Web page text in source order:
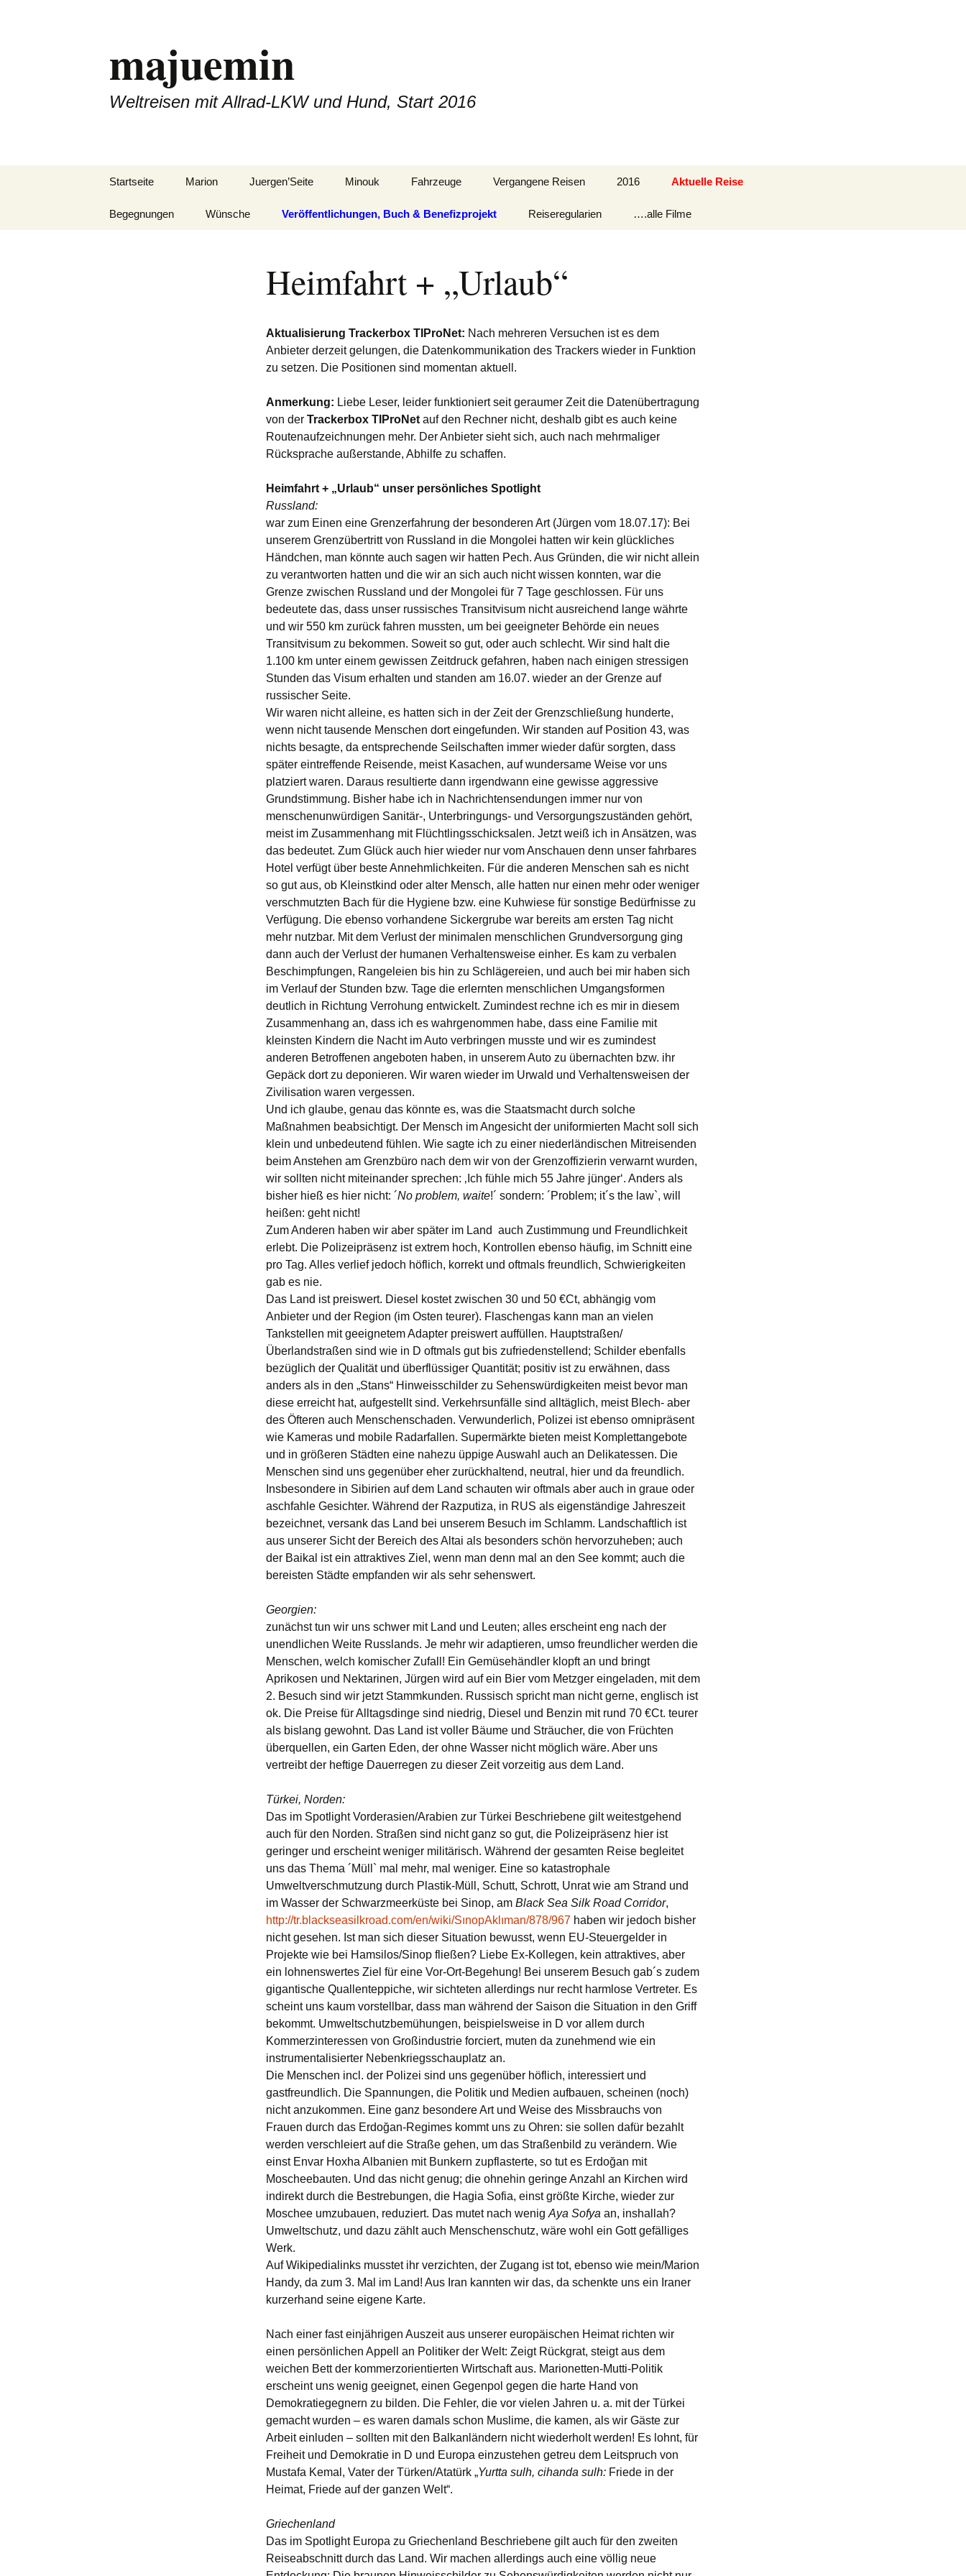
majuemin
Weltreisen mit Allrad-LKW und Hund, Start 2016
Startseite Marion Juergen’Seite Minouk Fahrzeuge Vergangene Reisen 2016 Aktuelle Reise
Begegnungen Wünsche Veröffentlichungen, Buch & Benefizprojekt Reiseregularien ….alle Filme
Heimfahrt + „Urlaub“
Aktualisierung Trackerbox TIProNet: Nach mehreren Versuchen ist es dem
Anbieter derzeit gelungen, die Datenkommunikation des Trackers wieder in Funktion
zu setzen. Die Positionen sind momentan aktuell.
Anmerkung: Liebe Leser, leider funktioniert seit geraumer Zeit die Datenübertragung
von der Trackerbox TIProNet auf den Rechner nicht, deshalb gibt es auch keine
Routenaufzeichnungen mehr. Der Anbieter sieht sich, auch nach mehrmaliger
Rücksprache außerstande, Abhilfe zu schaffen.
Heimfahrt + „Urlaub“ unser persönliches Spotlight
Russland:
war zum Einen eine Grenzerfahrung der besonderen Art (Jürgen vom 18.07.17): Bei
unserem Grenzübertritt von Russland in die Mongolei hatten wir kein glückliches
Händchen, man könnte auch sagen wir hatten Pech. Aus Gründen, die wir nicht allein
zu verantworten hatten und die wir an sich auch nicht wissen konnten, war die
Grenze zwischen Russland und der Mongolei für 7 Tage geschlossen. Für uns
bedeutete das, dass unser russisches Transitvisum nicht ausreichend lange währte
und wir 550 km zurück fahren mussten, um bei geeigneter Behörde ein neues
Transitvisum zu bekommen. Soweit so gut, oder auch schlecht. Wir sind halt die
1.100 km unter einem gewissen Zeitdruck gefahren, haben nach einigen stressigen
Stunden das Visum erhalten und standen am 16.07. wieder an der Grenze auf
russischer Seite.
Wir waren nicht alleine, es hatten sich in der Zeit der Grenzschließung hunderte,
wenn nicht tausende Menschen dort eingefunden. Wir standen auf Position 43, was
nichts besagte, da entsprechende Seilschaften immer wieder dafür sorgten, dass
später eintreffende Reisende, meist Kasachen, auf wundersame Weise vor uns
platziert waren. Daraus resultierte dann irgendwann eine gewisse aggressive
Grundstimmung. Bisher habe ich in Nachrichtensendungen immer nur von
menschenunwürdigen Sanitär-, Unterbringungs- und Versorgungszuständen gehört,
meist im Zusammenhang mit Flüchtlingsschicksalen. Jetzt weiß ich in Ansätzen, was
das bedeutet. Zum Glück auch hier wieder nur vom Anschauen denn unser fahrbares
Hotel verfügt über beste Annehmlichkeiten. Für die anderen Menschen sah es nicht
so gut aus, ob Kleinstkind oder alter Mensch, alle hatten nur einen mehr oder weniger
verschmutzten Bach für die Hygiene bzw. eine Kuhwiese für sonstige Bedürfnisse zu
Verfügung. Die ebenso vorhandene Sickergrube war bereits am ersten Tag nicht
mehr nutzbar. Mit dem Verlust der minimalen menschlichen Grundversorgung ging
dann auch der Verlust der humanen Verhaltensweise einher. Es kam zu verbalen
Beschimpfungen, Rangeleien bis hin zu Schlägereien, und auch bei mir haben sich
im Verlauf der Stunden bzw. Tage die erlernten menschlichen Umgangsformen
deutlich in Richtung Verrohung entwickelt. Zumindest rechne ich es mir in diesem
Zusammenhang an, dass ich es wahrgenommen habe, dass eine Familie mit
kleinsten Kindern die Nacht im Auto verbringen musste und wir es zumindest
anderen Betroffenen angeboten haben, in unserem Auto zu übernachten bzw. ihr
Gepäck dort zu deponieren. Wir waren wieder im Urwald und Verhaltensweisen der
Zivilisation waren vergessen.
Und ich glaube, genau das könnte es, was die Staatsmacht durch solche
Maßnahmen beabsichtigt. Der Mensch im Angesicht der uniformierten Macht soll sich
klein und unbedeutend fühlen. Wie sagte ich zu einer niederländischen Mitreisenden
beim Anstehen am Grenzbüro nach dem wir von der Grenzoffizierin verwarnt wurden,
wir sollten nicht miteinander sprechen: ‚Ich fühle mich 55 Jahre jünger‘. Anders als
bisher hieß es hier nicht: ´No problem, waite!´ sondern: ´Problem; it´s the law`, will
heißen: geht nicht!
Zum Anderen haben wir aber später im Land auch Zustimmung und Freundlichkeit
erlebt. Die Polizeipräsenz ist extrem hoch, Kontrollen ebenso häufig, im Schnitt eine
pro Tag. Alles verlief jedoch höflich, korrekt und oftmals freundlich, Schwierigkeiten
gab es nie.
Das Land ist preiswert. Diesel kostet zwischen 30 und 50 €Ct, abhängig vom
Anbieter und der Region (im Osten teurer). Flaschengas kann man an vielen
Tankstellen mit geeignetem Adapter preiswert auffüllen. Hauptstraßen/
Überlandstraßen sind wie in D oftmals gut bis zufriedenstellend; Schilder ebenfalls
bezüglich der Qualität und überflüssiger Quantität; positiv ist zu erwähnen, dass
anders als in den „Stans“ Hinweisschilder zu Sehenswürdigkeiten meist bevor man
diese erreicht hat, aufgestellt sind. Verkehrsunfälle sind alltäglich, meist Blech- aber
des Öfteren auch Menschenschaden. Verwunderlich, Polizei ist ebenso omnipräsent
wie Kameras und mobile Radarfallen. Supermärkte bieten meist Komplettangebote
und in größeren Städten eine nahezu üppige Auswahl auch an Delikatessen. Die
Menschen sind uns gegenüber eher zurückhaltend, neutral, hier und da freundlich.
Insbesondere in Sibirien auf dem Land schauten wir oftmals aber auch in graue oder
aschfahle Gesichter. Während der Razputiza, in RUS als eigenständige Jahreszeit
bezeichnet, versank das Land bei unserem Besuch im Schlamm. Landschaftlich ist
aus unserer Sicht der Bereich des Altai als besonders schön hervorzuheben; auch
der Baikal ist ein attraktives Ziel, wenn man denn mal an den See kommt; auch die
bereisten Städte empfanden wir als sehr sehenswert.
Georgien:
zunächst tun wir uns schwer mit Land und Leuten; alles erscheint eng nach der
unendlichen Weite Russlands. Je mehr wir adaptieren, umso freundlicher werden die
Menschen, welch komischer Zufall! Ein Gemüsehändler klopft an und bringt
Aprikosen und Nektarinen, Jürgen wird auf ein Bier vom Metzger eingeladen, mit dem
2. Besuch sind wir jetzt Stammkunden. Russisch spricht man nicht gerne, englisch ist
ok. Die Preise für Alltagsdinge sind niedrig, Diesel und Benzin mit rund 70 €Ct. teurer
als bislang gewohnt. Das Land ist voller Bäume und Sträucher, die von Früchten
überquellen, ein Garten Eden, der ohne Wasser nicht möglich wäre. Aber uns
vertreibt der heftige Dauerregen zu dieser Zeit vorzeitig aus dem Land.
Türkei, Norden:
Das im Spotlight Vorderasien/Arabien zur Türkei Beschriebene gilt weitestgehend
auch für den Norden. Straßen sind nicht ganz so gut, die Polizeipräsenz hier ist
geringer und erscheint weniger militärisch. Während der gesamten Reise begleitet
uns das Thema ´Müll` mal mehr, mal weniger. Eine so katastrophale
Umweltverschmutzung durch Plastik-Müll, Schutt, Schrott, Unrat wie am Strand und
im Wasser der Schwarzmeerküste bei Sinop, am Black Sea Silk Road Corridor,
http://tr.blackseasilkroad.com/en/wiki/SınopAklıman/878/967 haben wir jedoch bisher
nicht gesehen. Ist man sich dieser Situation bewusst, wenn EU-Steuergelder in
Projekte wie bei Hamsilos/Sinop fließen? Liebe Ex-Kollegen, kein attraktives, aber
ein lohnenswertes Ziel für eine Vor-Ort-Begehung! Bei unserem Besuch gab´s zudem
gigantische Quallenteppiche, wir sichteten allerdings nur recht harmlose Vertreter. Es
scheint uns kaum vorstellbar, dass man während der Saison die Situation in den Griff
bekommt. Umweltschutzbemühungen, beispielsweise in D vor allem durch
Kommerzinteressen von Großindustrie forciert, muten da zunehmend wie ein
instrumentalisierter Nebenkriegsschauplatz an.
Die Menschen incl. der Polizei sind uns gegenüber höflich, interessiert und
gastfreundlich. Die Spannungen, die Politik und Medien aufbauen, scheinen (noch)
nicht anzukommen. Eine ganz besondere Art und Weise des Missbrauchs von
Frauen durch das Erdoğan-Regimes kommt uns zu Ohren: sie sollen dafür bezahlt
werden verschleiert auf die Straße gehen, um das Straßenbild zu verändern. Wie
einst Envar Hoxha Albanien mit Bunkern zupflasterte, so tut es Erdoğan mit
Moscheebauten. Und das nicht genug; die ohnehin geringe Anzahl an Kirchen wird
indirekt durch die Bestrebungen, die Hagia Sofia, einst größte Kirche, wieder zur
Moschee umzubauen, reduziert. Das mutet nach wenig Aya Sofya an, inshallah?
Umweltschutz, und dazu zählt auch Menschenschutz, wäre wohl ein Gott gefälliges
Werk.
Auf Wikipedialinks musstet ihr verzichten, der Zugang ist tot, ebenso wie mein/Marion
Handy, da zum 3. Mal im Land! Aus Iran kannten wir das, da schenkte uns ein Iraner
kurzerhand seine eigene Karte.
Nach einer fast einjährigen Auszeit aus unserer europäischen Heimat richten wir
einen persönlichen Appell an Politiker der Welt: Zeigt Rückgrat, steigt aus dem
weichen Bett der kommerzorientierten Wirtschaft aus. Marionetten-Mutti-Politik
erscheint uns wenig geeignet, einen Gegenpol gegen die harte Hand von
Demokratiegegnern zu bilden. Die Fehler, die vor vielen Jahren u. a. mit der Türkei
gemacht wurden – es waren damals schon Muslime, die kamen, als wir Gäste zur
Arbeit einluden – sollten mit den Balkanländern nicht wiederholt werden! Es lohnt, für
Freiheit und Demokratie in D und Europa einzustehen getreu dem Leitspruch von
Mustafa Kemal, Vater der Türken/Atatürk „Yurtta sulh, cihanda sulh: Friede in der
Heimat, Friede auf der ganzen Welt“.
Griechenland
Das im Spotlight Europa zu Griechenland Beschriebene gilt auch für den zweiten
Reiseabschnitt durch das Land. Wir machen allerdings auch eine völlig neue